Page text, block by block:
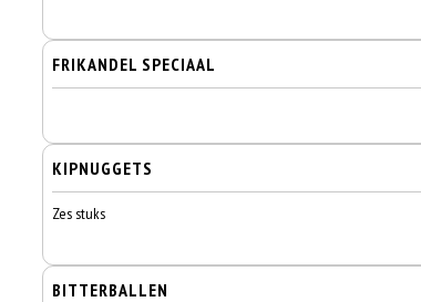
FRIKANDEL SPECIAAL
KIPNUGGETS
Zes stuks
BITTERBALLEN